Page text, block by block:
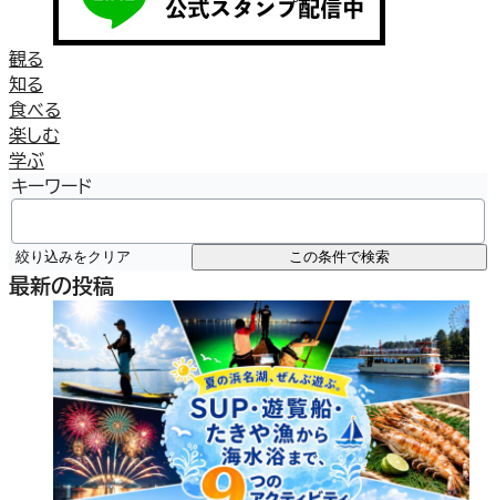
観る
知る
食べる
楽しむ
学ぶ
キーワード
絞り込みをクリア この条件で検索
最新の投稿